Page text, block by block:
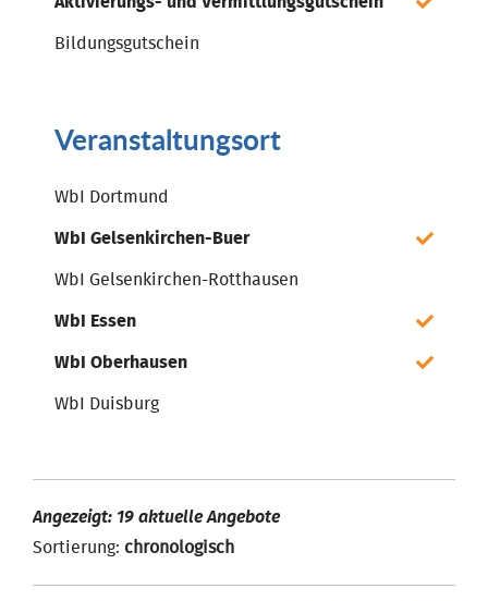
Bildungsgutschein
Veranstaltungsort
WbI Dortmund
WbI Gelsenkirchen-Buer
WbI Gelsenkirchen-Rotthausen
WbI Essen
WbI Oberhausen
WbI Duisburg
Angezeigt: 19 aktuelle Angebote
Sortierung: chronologisch